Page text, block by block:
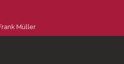
Müller